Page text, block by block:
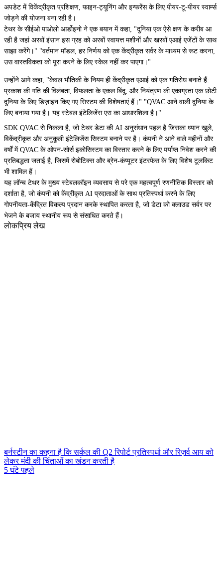
अपडेट में विकेंद्रीकृत प्रशिक्षण, फाइन-ट्यूनिंग और इन्फरेंस के लिए पीयर-टू-पीयर स्वार्म्स
जोड़ने की योजना बना रही है।
टेथर के सीईओ पाओलो आर्डोइनो ने एक बयान में कहा, "दुनिया एक ऐसे क्षण के करीब आ
रही है जहां अरबों इंसान इस ग्रह को अरबों स्वायत्त मशीनों और खरबों एआई एजेंटों के साथ
साझा करेंगे।" "वर्तमान मॉडल, हर निर्णय को एक केंद्रीकृत सर्वर के माध्यम से रूट करना,
उस वास्तविकता को पूरा करने के लिए स्केल नहीं कर पाएगा।"
उन्होंने आगे कहा, "केवल भौतिकी के नियम ही केंद्रीकृत एआई को एक गतिरोध बनाते हैं:
प्रकाश की गति की विलंबता, विफलता के एकल बिंदु, और नियंत्रण की एकाग्रता एक छोटी
दुनिया के लिए डिज़ाइन किए गए सिस्टम की विशेषताएं हैं।" "QVAC आने वाली दुनिया के
लिए बनाया गया है। यह स्टेबल इंटेलिजेंस एरा का आधारशिला है।"
SDK QVAC से निकला है, जो टेथर डेटा की AI अनुसंधान पहल है जिसका ध्यान खुले,
विकेंद्रीकृत और अनुकूली इंटेलिजेंस सिस्टम बनाने पर है। कंपनी ने आने वाले महीनों और
वर्षों में QVAC के ओपन-सोर्स इकोसिस्टम का विस्तार करने के लिए पर्याप्त निवेश करने की
प्रतिबद्धता जताई है, जिसमें रोबोटिक्स और ब्रेन-कंप्यूटर इंटरफेस के लिए विशेष टूलकिट
भी शामिल हैं।
यह लॉन्च टेथर के मुख्य स्टेबलकॉइन व्यवसाय से परे एक महत्वपूर्ण रणनीतिक विस्तार को
दर्शाता है, जो कंपनी को केंद्रीकृत AI प्रदाताओं के साथ प्रतिस्पर्धा करने के लिए
गोपनीयता-केंद्रित विकल्प प्रदान करके स्थापित करता है, जो डेटा को क्लाउड सर्वर पर
भेजने के बजाय स्थानीय रूप से संसाधित करते हैं।
लोकप्रिय लेख
बर्नस्टीन का कहना है कि सर्कल की Q2 रिपोर्ट प्रतिस्पर्धा और रिज़र्व आय को
लेकर मंदी की चिंताओं का खंडन करती है
5 घंटे पहले